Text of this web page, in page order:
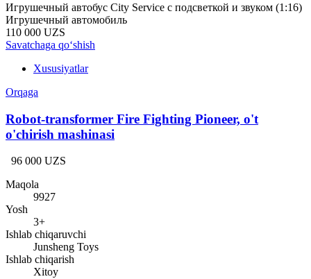
Игрушечный автобус City Service с подсветкой и звуком (1:16)
Игрушечный автомобиль
110 000 UZS
Savatchaga qo‘shish
Xususiyatlar
Orqaga
Robot-transformer Fire Fighting Pioneer, o't
o'chirish mashinasi
96 000 UZS
Maqola
9927
Yosh
3+
Ishlab chiqaruvchi
Junsheng Toys
Ishlab chiqarish
Xitoy